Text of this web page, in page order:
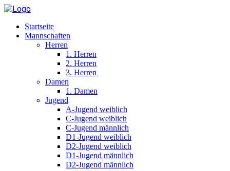
Startseite
Mannschaften
Herren
1. Herren
2. Herren
3. Herren
Damen
1. Damen
Jugend
A-Jugend weiblich
C-Jugend weiblich
C-Jugend männlich
D1-Jugend weiblich
D2-Jugend weiblich
D1-Jugend männlich
D2-Jugend männlich